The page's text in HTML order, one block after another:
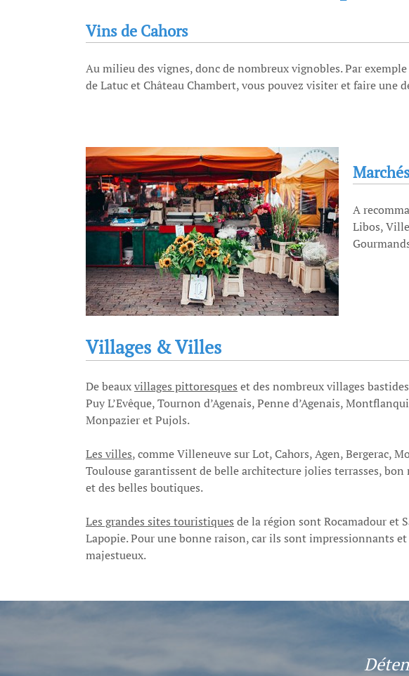
Vins de Cahors
Au milieu des vignes, donc de nombreux vignobles. Par
de Latuc et Château Chambert, vous pouvez visiter et faire une
A
Libos,
Villages & Villes
De beauxvillages pittoresques et des nombreux villages
Puy L’Evêque, Tournon d’Agenais, Penne d’Agenais,
Monpazier et Pujols.
Les villes, comme Villeneuve sur Lot, Cahors, Agen, Bergerac,
Toulouse garantissent de belle architecture jolies terrasses, bon
et des belles boutiques.
Les grandes sites touristiques de la région sont Rocamadour et
Lapopie. Pour une bonne raison, car ils sont impressionnants et
majestueux.